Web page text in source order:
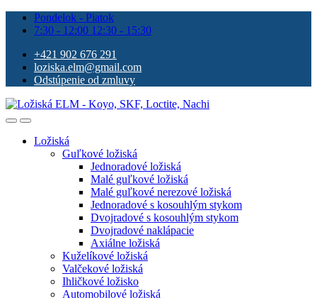
Pondelok - Piatok
7:30 - 12:00 12:30 - 15:30
+421 902 676 291
loziska.elm@gmail.com
Odstúpenie od zmluvy
Ložiská
Guľkové ložiská
Jednoradové ložiská
Malé guľkové ložiská
Malé guľkové nerezové ložiská
Jednoradové s kosouhlým stykom
Dvojradové s kosouhlým stykom
Dvojradové naklápacie
Axiálne ložiská
Kuželíkové ložiská
Valčekové ložiská
Ihličkové ložisko
Automobilové ložiská